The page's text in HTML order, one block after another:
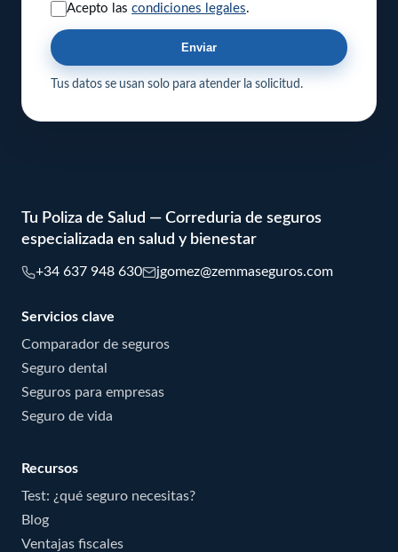
Acepto las condiciones legales.
Enviar
Tus datos se usan solo para atender la solicitud.
Tu Poliza de Salud — Correduria de seguros
especializada en salud y bienestar
+34 637 948 630 jgomez@zemmaseguros.com
Servicios clave
Comparador de seguros
Seguro dental
Seguros para empresas
Seguro de vida
Recursos
Test: ¿qué seguro necesitas?
Blog
Ventajas fiscales